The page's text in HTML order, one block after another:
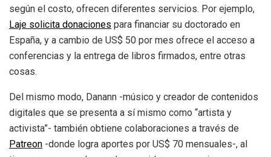
según el costo, ofrecen diferentes servicios. Por ejemplo,
Laje solicita donaciones para financiar su doctorado en
España, y a cambio de US$ 50 por mes ofrece el acceso a
conferencias y la entrega de libros firmados, entre otras
cosas.
Del mismo modo, Danann -músico y creador de contenidos
digitales que se presenta a sí mismo como “artista y
activista”- también obtiene colaboraciones a través de
Patreon -donde logra aportes por US$ 70 mensuales-, al